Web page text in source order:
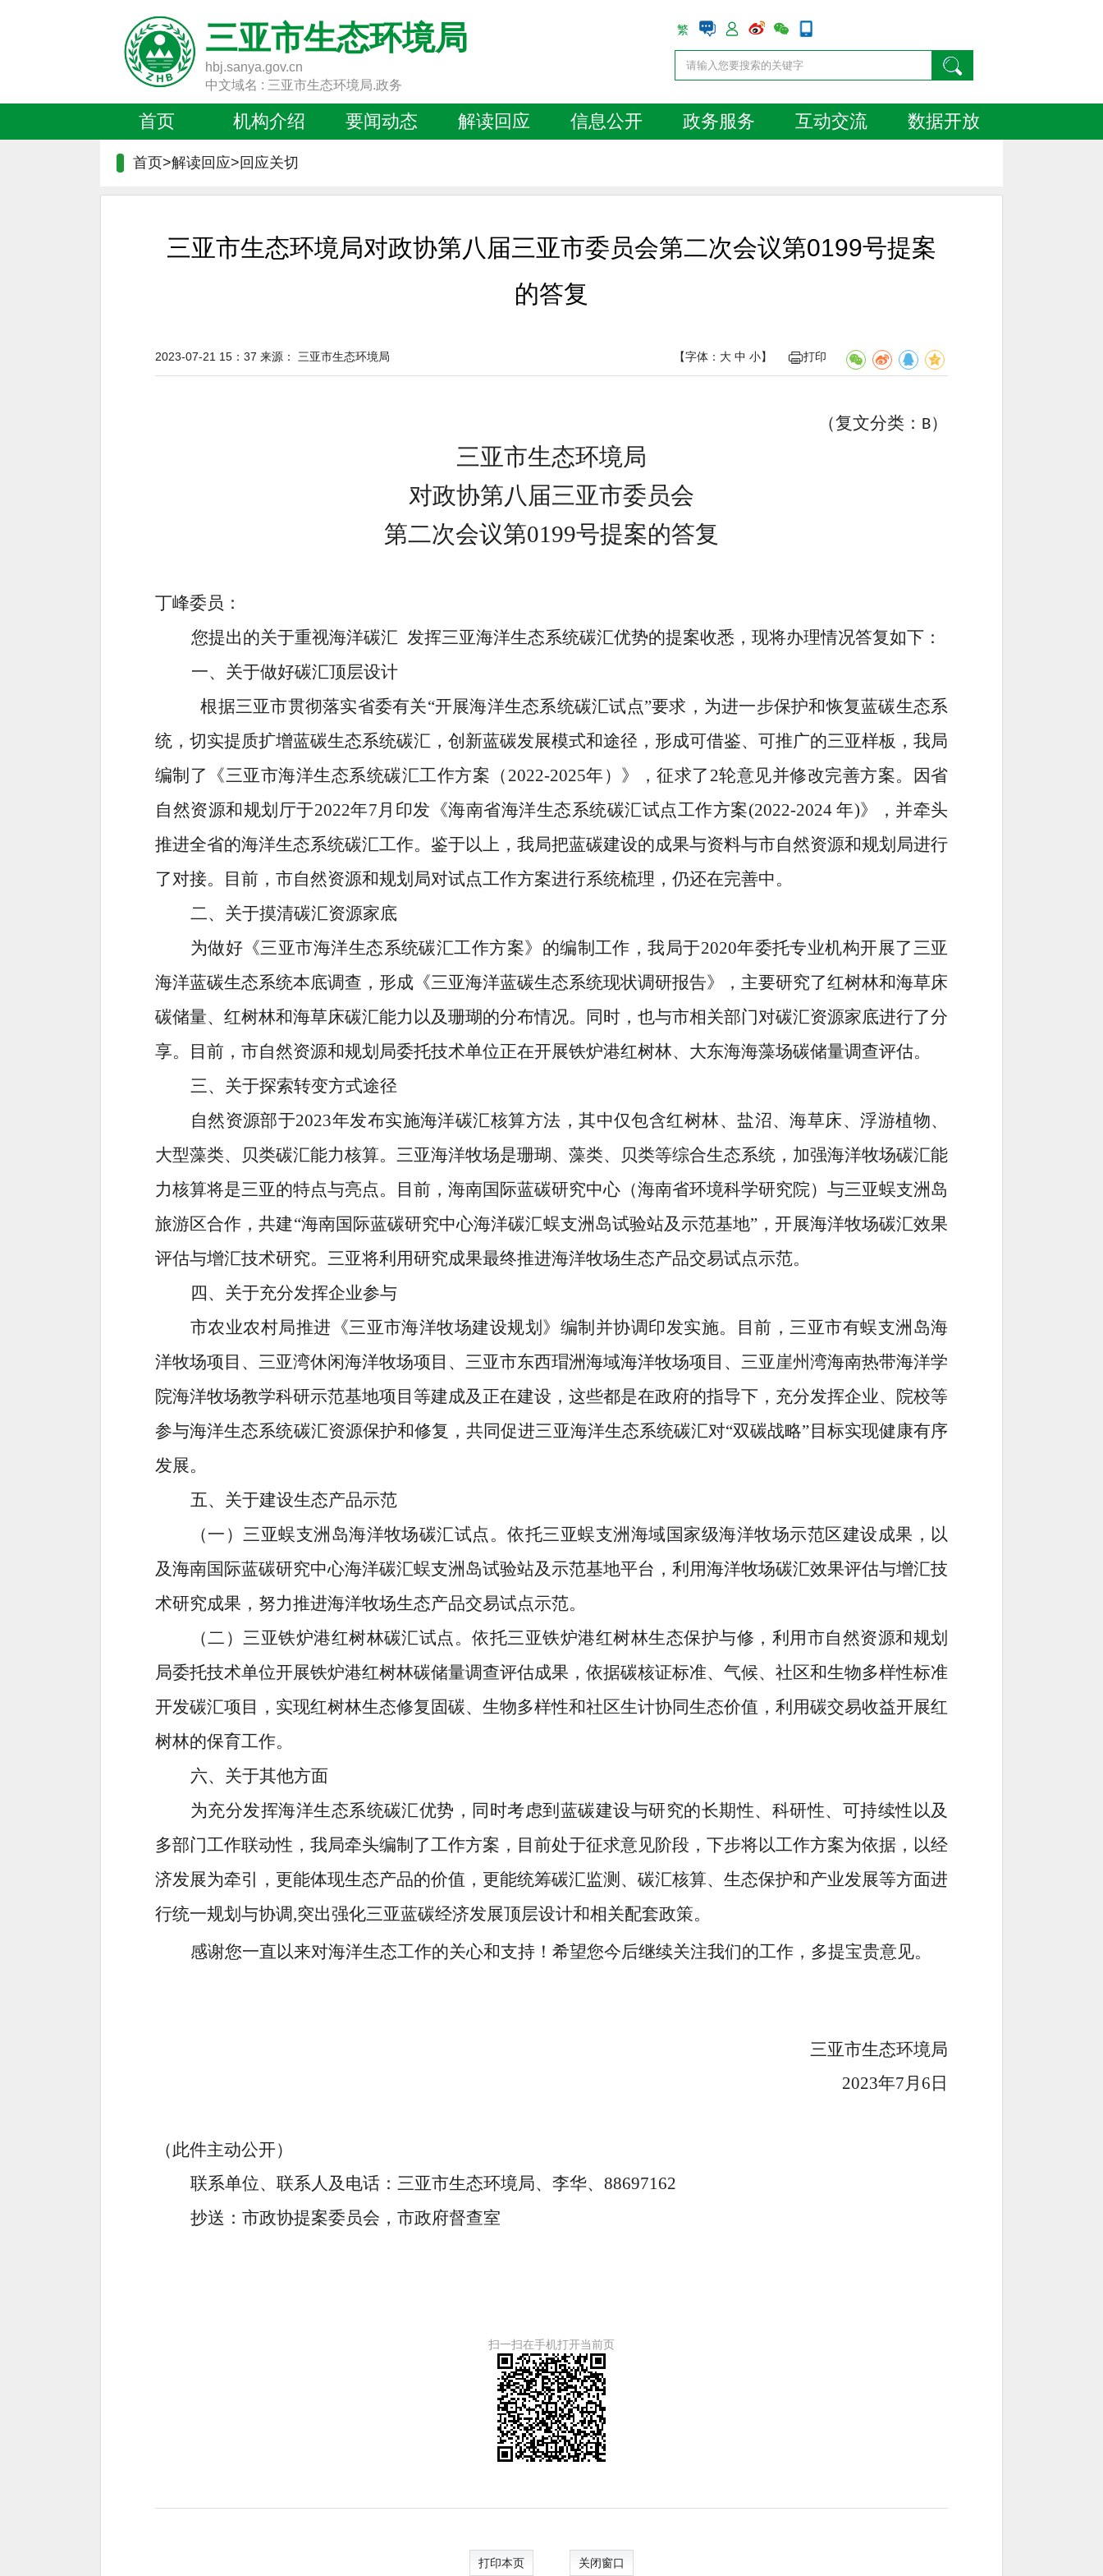
三亚市生态环境局
hbj.sanya.gov.cn
中文域名 : 三亚市生态环境局.政务
繁
首页 机构介绍 要闻动态 解读回应 信息公开 政务服务 互动交流 数据开放
首页>解读回应> 回应关切
三亚市生态环境局对政协第八届三亚市委员会第二次会议第0199号提案
的答复
【字体： 大 中 小】 打印
2023-07-21 15：37 来源： 三亚市生态环境局
（复文分类： B）
三亚市生态环境局
对政协第八届三亚市委员会
第二次会议第0199号提案的答复
丁峰委员：
您提出的关于重视海洋碳汇 发挥三亚海洋生态系统碳汇优势的提案收悉，现将办理情况答复如下：
一、关于做好碳汇顶层设计
根据三亚市贯彻落实省委有关“开展海洋生态系统碳汇试点”要求，为进一步保护和恢复蓝碳生态系
统，切实提质扩增蓝碳生态系统碳汇，创新蓝碳发展模式和途径，形成可借鉴、可推广的三亚样板，我局
编制了
《三亚市海洋生态系统碳汇工作方案（ 2022-2025年 ）》，征求了 2轮意见并修改完善方案。因省
自然资源和规划厅于2022年7月印发《海南省海洋生态系统碳汇试点工作方案(2022-2024 年)》，并牵头
推进全省的海洋生态系统碳汇工作。鉴于以上，我局把蓝碳建设的成果与资料与市自然资源和规划局进行
了对接。目前，市自然资源和规划局对试点工作方案进行系统梳理，仍还在完善中。
二、关于摸清碳汇资源家底
为做好 《三亚市海洋生态系统碳汇工作方案》的编制 工作 ，我局于2020年委托专业机构开展了三亚
海洋蓝碳生态系统本底调查，形成《三亚海洋蓝碳生态系统现状调研报告》，主要研究了红树林和海草床
碳储量、红树林和海草床碳汇能力以及珊瑚的分布情况。同时，也与市相关部门对碳汇资源家底进行了分
享。目前，市自然资源和规划局委托技术单位正在开展铁炉港红树林、大东海海藻场碳储量调查评估。
三、关于探索转变方式途径
自然资源部于2023年发布实施海洋碳汇核算方法，其中仅包含红树林、盐沼、海草床、浮游植物、
大型藻类、贝类碳汇能力核算。三亚海洋牧场是珊瑚、藻类、贝类等综合生态系统，加强海洋牧场碳汇能
力核算将是三亚的特点与亮点。目前，海南国际蓝碳研究中心（海南省环境科学研究院）与三亚蜈支洲岛
旅游区合作，共建“海南国际蓝碳研究中心海洋碳汇蜈支洲岛试验站及示范基地”，开展海洋牧场碳汇效果
评估与增汇技术研究。三亚将利用研究成果最终推进海洋牧场生态产品交易试点示范。
四、关于充分发挥企业参与
市农业农村局推进 《三亚市海洋牧场建设规划》 编制并协调印发实施。目前，三亚市有蜈支洲岛海
洋牧场项目、三亚湾休闲海洋牧场项目、三亚市东西瑁洲海域海洋牧场项目、三亚崖州湾海南热带海洋学
院海洋牧场教学科研示范基地项目等建成及正在建设，这些都是在政府的指导下，充分发挥企业、院校等
参与海洋生态系统碳汇资源保护和修复，共同促进三亚海洋生态系统碳汇对“双碳战略”目标实现健康有序
发展。
五、关于建设生态产品示范
（一）三亚蜈支洲岛海洋牧场碳汇试点。依托三亚蜈支洲海域国家级海洋牧场示范区建设成果，以
及海南国际蓝碳研究中心海洋碳汇蜈支洲岛试验站及示范基地平台，利用海洋牧场碳汇效果评估与增汇技
术研究成果，努力推进海洋牧场生态产品交易试点示范。
（二）三亚铁炉港红树林碳汇试点。依托三亚铁炉港红树林生态保护与修，利用市自然资源和规划
局委托技术单位开展铁炉港红树林碳储量调查评估成果， 依据碳核证标准、气候、社区和生物多样性标准
开发碳汇项目，实现红树林生态修复固碳、生物多样性和社区生计协同生态价值，利用碳交易收益开展红
树林的保育工作。
六、关于其他方面
为充分发挥海洋生态系统碳汇优势，同时考虑到蓝碳建设与研究的长期性、科研性、可持续性以及
多部门工作联动性，我局牵头编制了工作方案，目前处于征求意见阶段，下步将以工作方案为依据， 以经
济发展为牵引，更能体现生态产品的价值，更能统筹碳汇监测、碳汇核算、生态保护和产业发展等方面进
行统一规划与协调,突出强化三亚蓝碳经济发展顶层设计和相关配套政策。
感谢您一直以来对海洋生态工作的关心和支持！希望您今后继续关注我们的工作，多提宝贵意见。
三亚市生态环境局
2023年7月6日
（此件主动公开）
联系单位、联系人及电话： 三亚市生态环境局、李华、 88697162
抄送：市政协提案委员会，市政府督查室
扫一扫在手机打开当前页
打印本页 关闭窗口